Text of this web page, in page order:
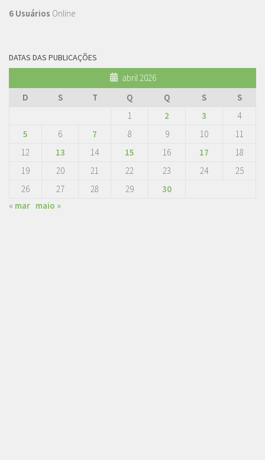
6 Usuários Online
DATAS DAS PUBLICAÇÕES
abril 2026
D
S T Q Q S
S
1
2 3
4
5
6 7 8 9 10
11
12
13 14 15 16 17
18
19
20 21 22 23 24
25
26
27 28 29
30
« mar maio »